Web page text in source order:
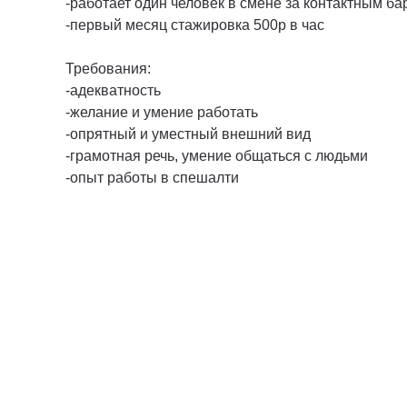
-первый месяц стажировка 500р в час
Требования:
-адекватность
-желание и умение работать
-опрятный и уместный внешний вид
-грамотная речь, умение общаться с людьми
-опыт работы в спешалти